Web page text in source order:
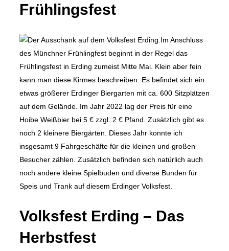
Frühlingsfest
Im Anschluss
des Münchner Frühlingfest beginnt in der Regel das
Frühlingsfest in Erding zumeist Mitte Mai. Klein aber fein
kann man diese Kirmes beschreiben. Es befindet sich ein
etwas größerer Erdinger Biergarten mit ca. 600 Sitzplätzen
auf dem Gelände. Im Jahr 2022 lag der Preis für eine
Hoibe Weißbier bei 5 € zzgl. 2 € Pfand. Zusätzlich gibt es
noch 2 kleinere Biergärten. Dieses Jahr konnte ich
insgesamt 9 Fahrgeschäfte für die kleinen und großen
Besucher zählen. Zusätzlich befinden sich natürlich auch
noch andere kleine Spielbuden und diverse Bunden für
Speis und Trank auf diesem Erdinger Volksfest.
Volksfest Erding – Das
Herbstfest